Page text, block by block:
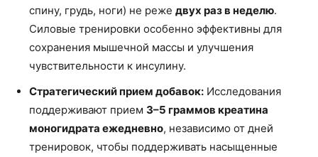
спину, грудь, ноги) не реже двух раз в неделю.
Силовые тренировки особенно эффективны для
сохранения мышечной массы и улучшения
чувствительности к инсулину.
Стратегический прием добавок: Исследования
поддерживают прием 3–5 граммов креатина
моногидрата ежедневно, независимо от дней
тренировок, чтобы поддерживать насыщенные